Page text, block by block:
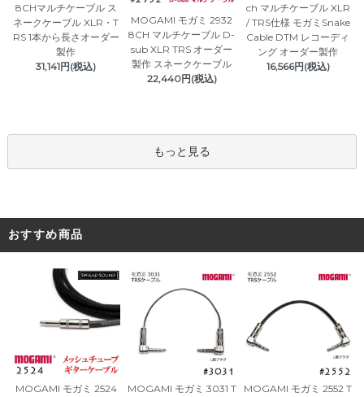
8CHマルチケーブル ス
ネークケーブル XLR・T
RS 1本から長さオーダー
製作
31,141円(税込)
MOGAMI モガミ 2932
8CH マルチケーブル D-
sub XLR TRS オーダー
製作 スネークケーブル
22,440円(税込)
ch マルチケーブル XLR
/ TRS仕様 モガミSnake
Cable DTM レコーディ
ング オーダー製作
16,566円(税込)
もっと見る
おすすめ商品
MOGAMI モガミ 2524
MOGAMI モガミ 3031 T
MOGAMI モガミ 2552 T